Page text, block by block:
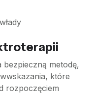
bezpieczną metodę,
które
rozpoczęciem